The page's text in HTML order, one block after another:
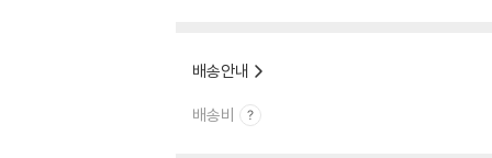
배송안내
배송비